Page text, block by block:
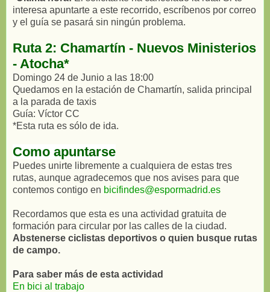
interesa apuntarte a este recorrido, escríbenos por correo
y el guía se pasará sin ningún problema.
Ruta 2: Chamartín - Nuevos Ministerios
- Atocha*
Domingo 24 de Junio a las 18:00
Quedamos en la estación de Chamartín, salida principal
a la parada de taxis
Guía: Víctor CC
*Esta ruta es sólo de ida.
Como apuntarse
Puedes unirte libremente a cualquiera de estas tres
rutas, aunque agradecemos que nos avises para que
contemos contigo en bicifindes@espormadrid.es
Recordamos que esta es una actividad gratuita de
formación para circular por las calles de la ciudad.
Abstenerse ciclistas deportivos o quien busque rutas
de campo.
Para saber más de esta actividad
En bici al trabajo